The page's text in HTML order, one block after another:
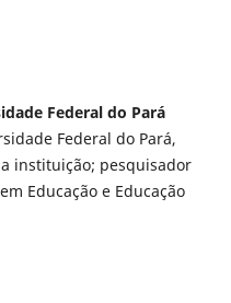
Federal do Pará
Federal do Pará,
instituição; pesquisador
Educação e Educação